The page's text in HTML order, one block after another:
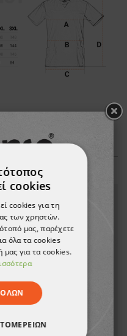
cookies
cookies για τη
των χρηστών.
μας, παρέχετε
όλα τα cookies
μας για τα cookies.